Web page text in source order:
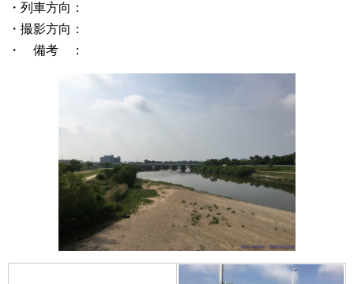
・列車方向：
・撮影方向：
・ 備考 ：